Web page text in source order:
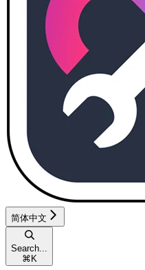
简体中文
Search...
⌘ K